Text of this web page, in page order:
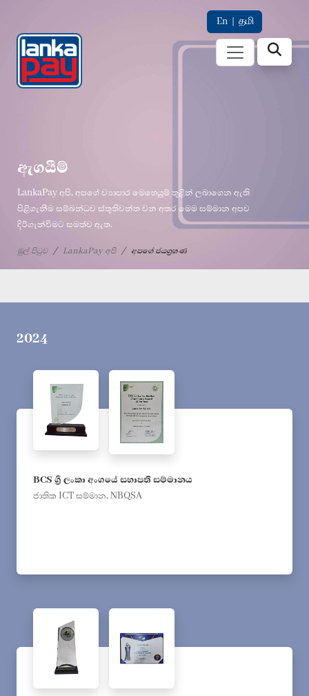
En | தமி
ඇගයීම්
LankaPay අපි, අපගේ ව්‍යාපාර මෙහෙයුම් තුළින් ලබාගෙන ඇති
පිළිගැනීම සම්බන්ධව ස්තූතිවන්ත වන අතර මෙම සම්මාන අපව
දිරිගැන්වීමට සමත්ව ඇත.
මුල් පිටුව LankaPay අපි අපගේ ජයග්‍රහණ
2024
BCS ශ්‍රී ලංකා අංශයේ සභාපති සම්මානය
ජාතික ICT සම්මාන, NBQSA